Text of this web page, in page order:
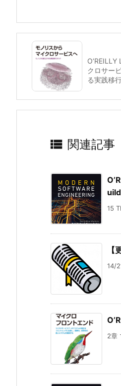
クロサー
る実践移
 関連記事
15
14/
2章